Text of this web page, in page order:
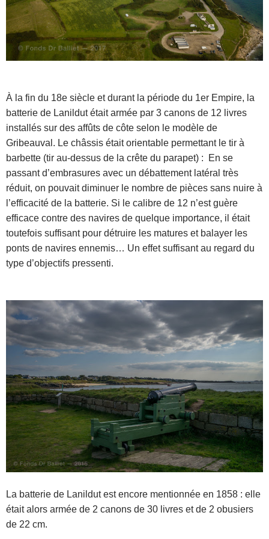
À la fin du 18e siècle et durant la période du 1er Empire, la
batterie de Lanildut était armée par 3 canons de 12 livres
installés sur des affûts de côte selon le modèle de
Gribeauval. Le châssis était orientable permettant le tir à
barbette (tir au-dessus de la crête du parapet) : En se
passant d’embrasures avec un débattement latéral très
réduit, on pouvait diminuer le nombre de pièces sans nuire à
l’efficacité de la batterie. Si le calibre de 12 n’est guère
efficace contre des navires de quelque importance, il était
toutefois suffisant pour détruire les matures et balayer les
ponts de navires ennemis… Un effet suffisant au regard du
type d’objectifs pressenti.
La batterie de Lanildut est encore mentionnée en 1858 : elle
était alors armée de 2 canons de 30 livres et de 2 obusiers
de 22 cm.